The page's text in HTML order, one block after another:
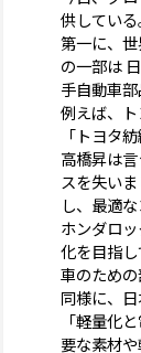
供している
第一に、
の一部は
手自動車
例えば、
「トヨタ
高橋昇は
スを失い
し、最適
ホンダロ
化を目指
車のため
同様に、
「軽量化
要な素材